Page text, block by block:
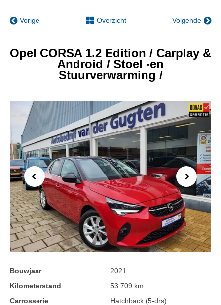
Vorige Overzicht Volgende
Opel CORSA 1.2 Edition / Carplay &
Android / Stoel -en
Stuurverwarming /
Previous Next
Bouwjaar
2021
Kilometerstand
53.709 km
Carrosserie
Hatchback (5-drs)